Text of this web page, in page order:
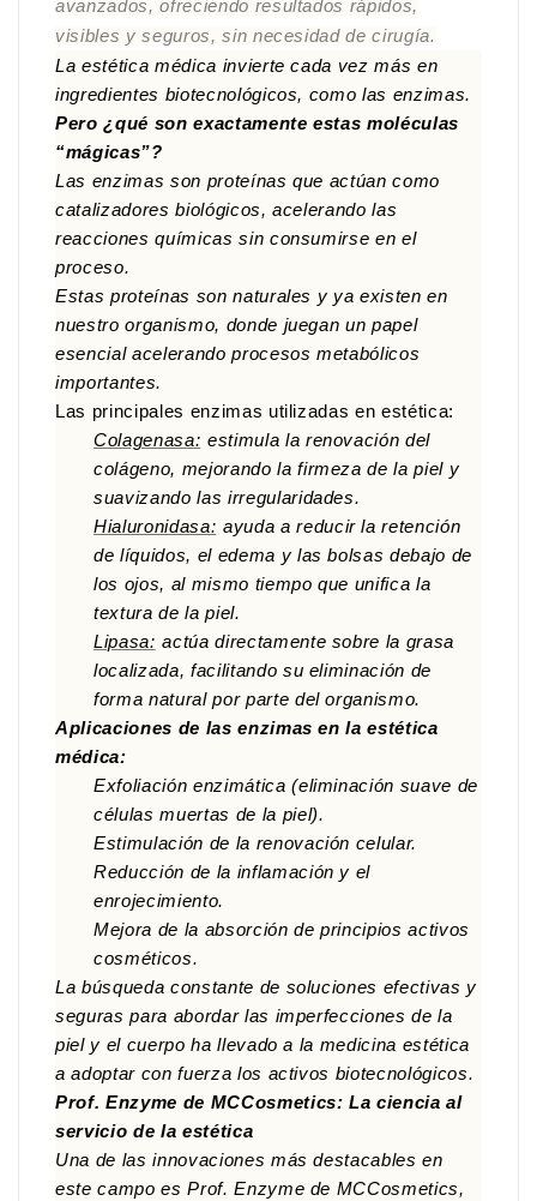
avanzados, ofreciendo resultados rápidos,
visibles y seguros, sin necesidad de cirugía.
La estética médica invierte cada vez más en
ingredientes biotecnológicos, como las enzimas.
Pero ¿qué son exactamente estas moléculas
“mágicas”?
Las enzimas son proteínas que actúan como
catalizadores biológicos, acelerando las
reacciones químicas sin consumirse en el
proceso.
Estas proteínas son naturales y ya existen en
nuestro organismo, donde juegan un papel
esencial acelerando procesos metabólicos
importantes.
Las principales enzimas utilizadas en estética:
Colagenasa: estimula la renovación del
colágeno, mejorando la firmeza de la piel y
suavizando las irregularidades.
Hialuronidasa: ayuda a reducir la retención
de líquidos, el edema y las bolsas debajo de
los ojos, al mismo tiempo que unifica la
textura de la piel.
Lipasa: actúa directamente sobre la grasa
localizada, facilitando su eliminación de
forma natural por parte del organismo.
Aplicaciones de las enzimas en la estética
médica:
Exfoliación enzimática (eliminación suave de
células muertas de la piel).
Estimulación de la renovación celular.
Reducción de la inflamación y el
enrojecimiento.
Mejora de la absorción de principios activos
cosméticos.
La búsqueda constante de soluciones efectivas y
seguras para abordar las imperfecciones de la
piel y el cuerpo ha llevado a la medicina estética
a adoptar con fuerza los activos biotecnológicos.
Prof. Enzyme de MCCosmetics: La ciencia al
servicio de la estética
Una de las innovaciones más destacables en
este campo es Prof. Enzyme de MCCosmetics,